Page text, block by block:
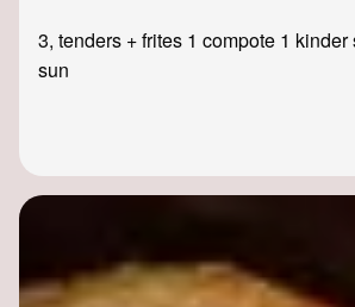
3, tenders + frites 1 compote 1
sun